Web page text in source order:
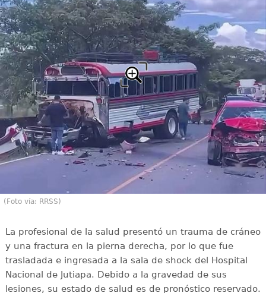
(Foto vía: RRSS)
La profesional de la salud presentó un trauma de cráneo
y una fractura en la pierna derecha, por lo que fue
trasladada e ingresada a la sala de shock del Hospital
Nacional de Jutiapa. Debido a la gravedad de sus
lesiones, su estado de salud es de pronóstico reservado.